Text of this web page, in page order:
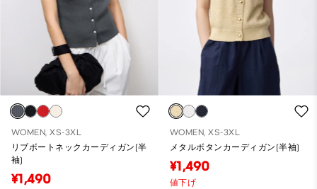
WOMEN, XS-3XL
リブボートネックカーディガン(半
袖)
¥1,490
WOMEN, XS-3XL
メタルボタンカーディガン(半袖)
¥1,490
値下げ